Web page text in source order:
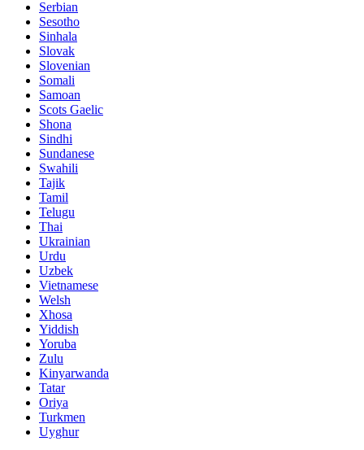
Serbian
Sesotho
Sinhala
Slovak
Slovenian
Somali
Samoan
Scots Gaelic
Shona
Sindhi
Sundanese
Swahili
Tajik
Tamil
Telugu
Thai
Ukrainian
Urdu
Uzbek
Vietnamese
Welsh
Xhosa
Yiddish
Yoruba
Zulu
Kinyarwanda
Tatar
Oriya
Turkmen
Uyghur